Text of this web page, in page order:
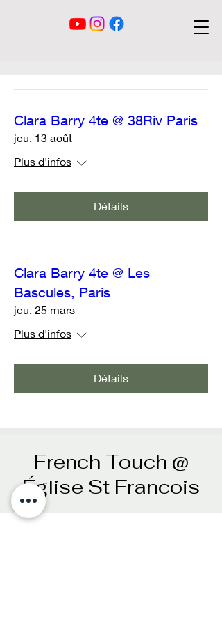
Clara Barry 4te @ 38Riv Paris
jeu. 13 août
Plus d'infos
Détails
Clara Barry 4te @ Les
Bascules, Paris
jeu. 25 mars
Plus d'infos
Détails
French Touch @
Église St Francois
Heure et lieu